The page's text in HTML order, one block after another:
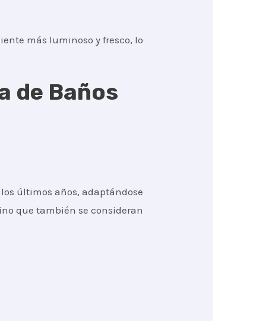
más luminoso y fresco, lo
de Baños
últimos años, adaptándose
que también se consideran